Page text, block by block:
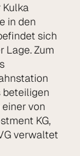
Kulka
in den
sich
Lage. Zum
beteiligen
von
KG,
verwaltet